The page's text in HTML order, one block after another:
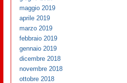
maggio 2019
aprile 2019
marzo 2019
febbraio 2019
gennaio 2019
dicembre 2018
novembre 2018
ottobre 2018